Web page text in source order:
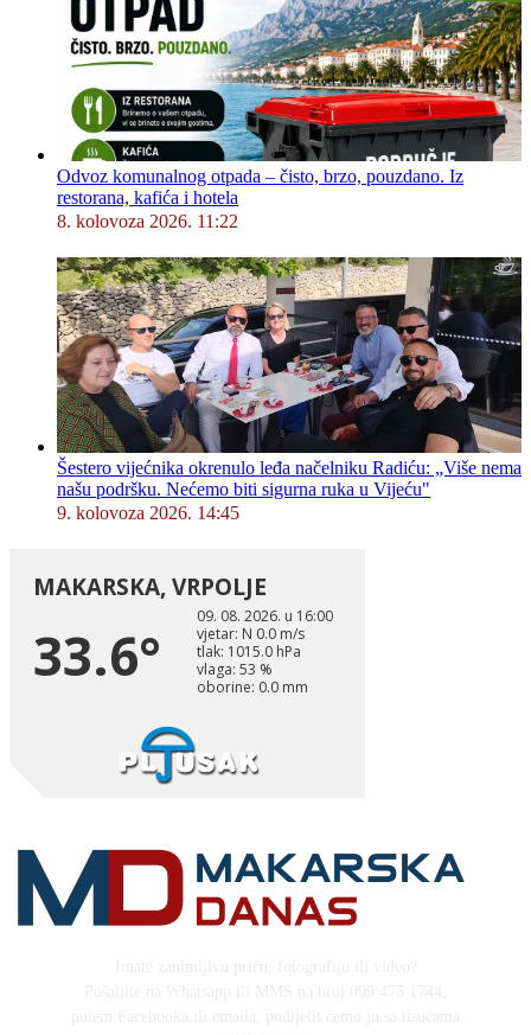
Odvoz komunalnog otpada – čisto, brzo, pouzdano. Iz
restorana, kafića i hotela
8. kolovoza 2026. 11:22
Šestero vijećnika okrenulo leđa načelniku Radiću: „Više nema
našu podršku. Nećemo biti sigurna ruka u Vijeću"
9. kolovoza 2026. 14:45